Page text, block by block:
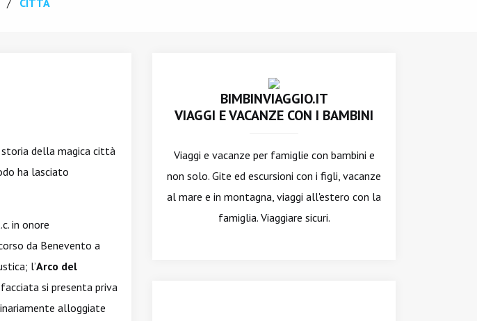
CITTA
della magica città
ha lasciato
in onore
da Benevento a
l’Arco del
si presenta priva
alloggiate
BIMBINVIAGGIO.IT
VIAGGI E VACANZE CON I BAMBINI
Viaggi e vacanze per famiglie con bambini e
non solo. Gite ed escursioni con i figli, vacanze
al mare e in montagna, viaggi all'estero con la
famiglia. Viaggiare sicuri.